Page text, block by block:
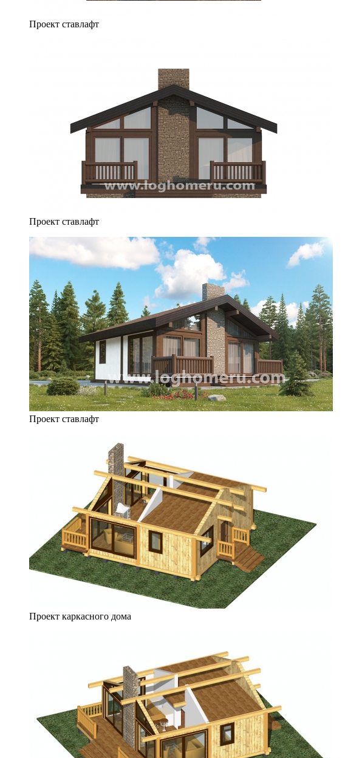
Проект ставлафт
Проект ставлафт
Проект ставлафт
Проект каркасного дома